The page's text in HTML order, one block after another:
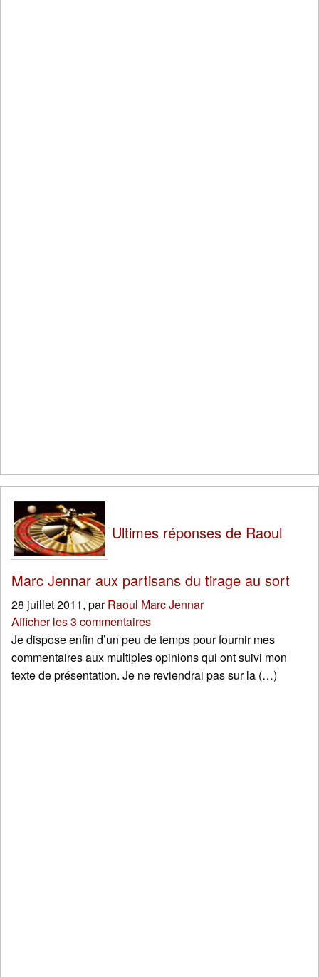
Ultimes réponses de Raoul
Marc Jennar aux partisans du tirage au sort
28 juillet 2011, parRaoul Marc Jennar
Afficher les 3 commentaires
Je dispose enfin d’un peu de temps pour fournir mes
commentaires aux multiples opinions qui ont suivi mon
texte de présentation. Je ne reviendrai pas sur la (…)